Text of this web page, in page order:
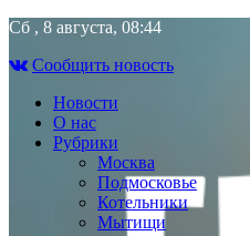
Skip
content
Сб , 8 августа, 08:44
Сообщить новость
Новости
О нас
Рубрики
Москва
Подмосковье
Котельники
Мытищи